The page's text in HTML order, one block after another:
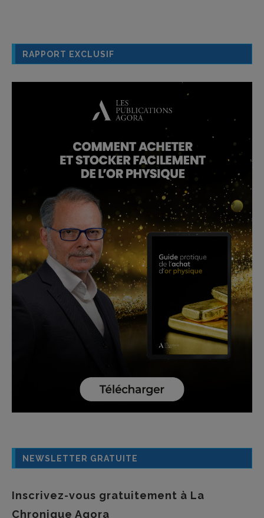
RAPPORT EXCLUSIF
NEWSLETTER GRATUITE
Inscrivez-vous gratuitement à La
Chronique Agora